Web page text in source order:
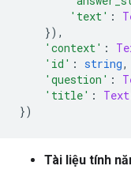
'text' :
}),
'context' :
'id' : string,
'question' :
'title' : Text
})
Tài liệu tính